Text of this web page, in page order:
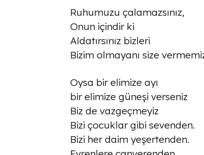
Ruhumuzu çalamazsınız,
Onun içindir ki
Aldatırsınız bizleri
Bizim olmayanı size
Oysa bir elimize ayı
bir elimize güneşi verseniz
Biz de vazgeçmeyiz
Bizi çocuklar gibi sevenden.
Bizi her daim yeşertenden.